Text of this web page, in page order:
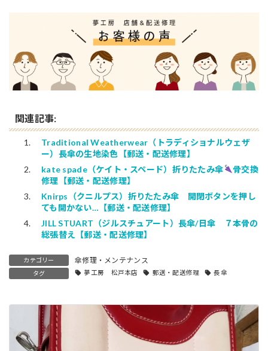
関連記事:
Traditional Weatherwear（トラディショナルウェザ
ー）長傘の生地染色【郵送・配送修理】
kate spade（ケイト・スペード）折りたたみ傘
骨交換
修理【郵送・配送修理】
Knirps（クニルプス）折りたたみ傘 開閉ボタンを押し
ても開かない…【郵送・配送修理】
JILL STUART（ジルスチュアート）長傘/日傘 ７本骨の
総張替え【郵送・配送修理】
カテゴリー 傘修理・メンテナンス
タグ 夢工房 松戸本店 郵送・配送修理 長傘